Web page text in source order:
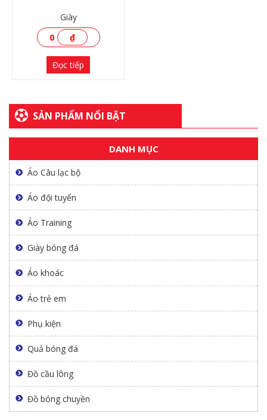
XEM THÊM
Giày
0
₫
Đọc tiếp
SẢN PHẨM NỔI BẬT
DANH MỤC
Áo Câu lạc bộ
Áo đội tuyển
Áo Training
Giày bóng đá
Áo khoác
Áo trẻ em
Phụ kiện
Quả bóng đá
Đồ cầu lông
Đồ bóng chuyền